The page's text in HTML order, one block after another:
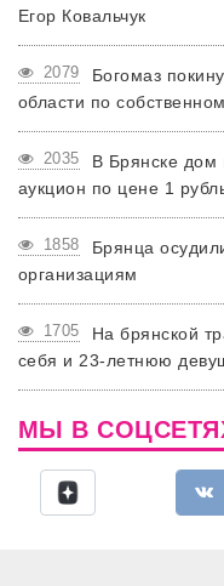
Егор Ковальчук
2079
Богомаз
области по
2035
В Брянске дом
аукцион по цене 1
1858
Брянца
организациям
1705
На брянской
себя и 23-летнюю
МЫ В